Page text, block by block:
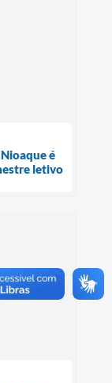
é
letivo